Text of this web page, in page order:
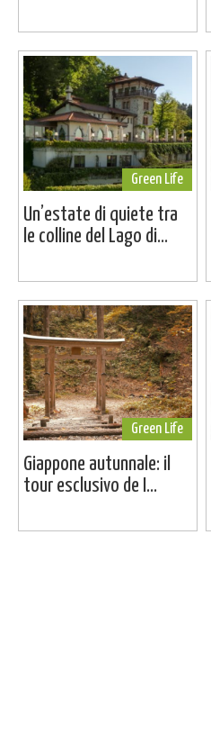
Green Life
Un’estate di quiete tra
le colline del Lago di...
Green Life
Giappone autunnale: il
tour esclusivo de I...